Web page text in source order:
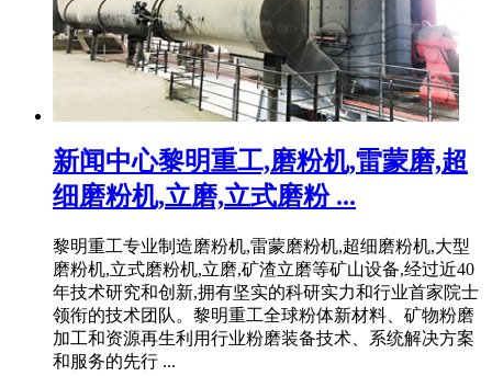
新闻中心黎明重工,磨粉机,雷蒙磨,超
细磨粉机,立磨,立式磨粉 ...
黎明重工专业制造磨粉机,雷蒙磨粉机,超细磨粉机,大型
磨粉机,立式磨粉机,立磨,矿渣立磨等矿山设备,经过近40
年技术研究和创新,拥有坚实的科研实力和行业首家院士
领衔的技术团队。黎明重工全球粉体新材料、矿物粉磨
加工和资源再生利用行业粉磨装备技术、系统解决方案
和服务的先行 ...